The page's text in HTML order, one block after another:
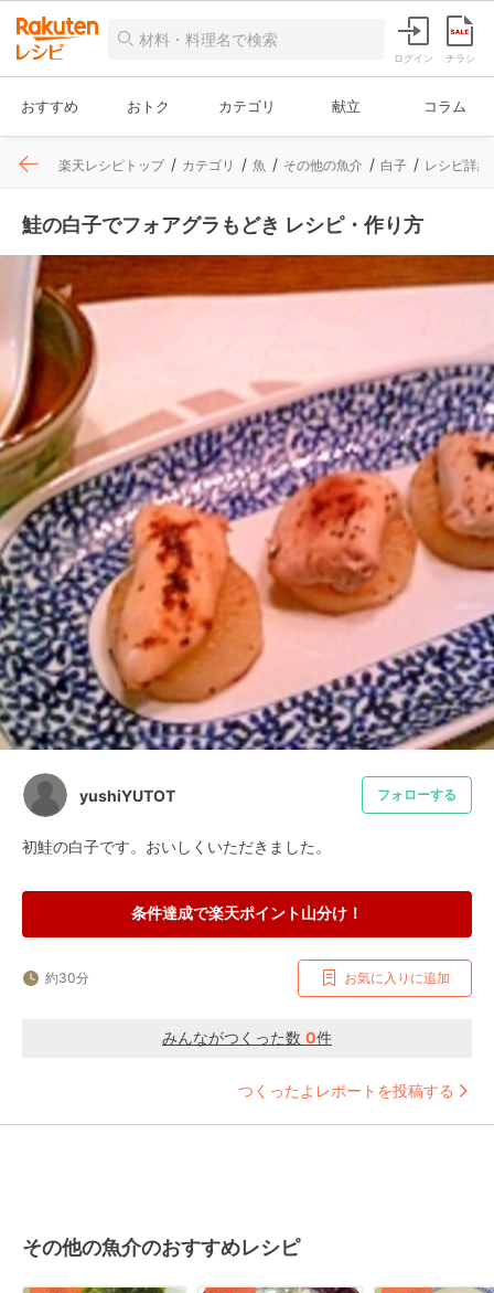
ログイン チラシ
おすすめ おトク カテゴリ 献立 コラム
楽天レシピトップ カテゴリ 魚 その他の魚介 白子 レシピ詳細
鮭の白子でフォアグラもどき レシピ・作り方
yushiYUTOT フォローする
初鮭の白子です。おいしくいただきました。
条件達成で楽天ポイント山分け！
約30分 お気に入りに追加
みんながつくった数 0件
つくったよレポートを投稿する
その他の魚介のおすすめレシピ